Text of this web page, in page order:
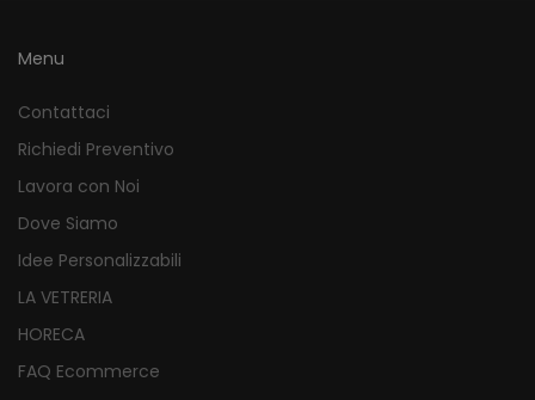
Menu
Contattaci
Richiedi Preventivo
Lavora con Noi
Dove Siamo
Idee Personalizzabili
LA VETRERIA
HORECA
FAQ Ecommerce